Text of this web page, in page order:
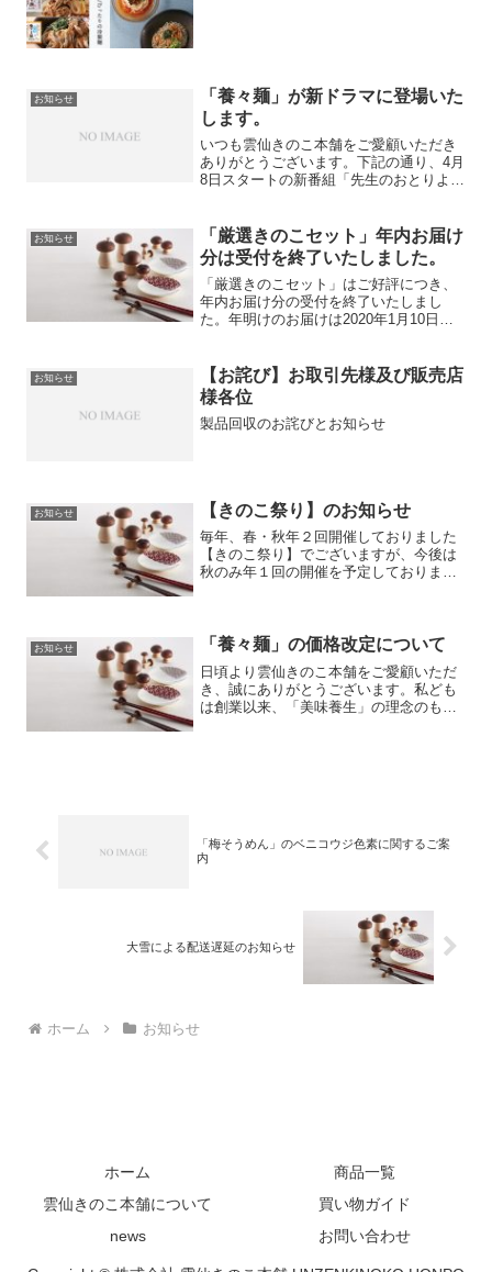
お知らせ
「養々麺」が新ドラマに登場いた
します。
いつも雲仙きのこ本舗をご愛顧いただき
ありがとうございます。下記の通り、4月
8日スタートの新番組「先生のおとりよ
のおとりよせ」深夜0時52分～1時23分放
送（テレビ東京...
お知らせ
「厳選きのこセット」年内お届け
分は受付を終了いたしました。
「厳選きのこセット」はご好評につき、
年内お届け分の受付を終了いたしまし
た。年明けのお届けは2020年1月10日
くださいますようお願いいたします。
【対象商品】商品番号7...
お知らせ
【お詫び】お取引先様及び販売店
様各位
製品回収のお詫びとお知らせ
お知らせ 【きのこ祭り】のお知らせ
毎年、春・秋年２回開催しておりました
【きのこ祭り】でございますが、今後は
秋のみ年１回の開催を予定しておりま
し訳ございませんが、何卒、...
お知らせ 「養々麺」の価格改定について
日頃より雲仙きのこ本舗をご愛顧いただ
き、誠にありがとうございます。私ども
は創業以来、「美味養生」の理念のも
「梅そうめん」のベニコウジ色素に関するご案
内
大雪による配送遅延のお知らせ
ホーム お知らせ
ホーム
商品一覧
雲仙きのこ本舗について
買い物ガイド
news
お問い合わせ